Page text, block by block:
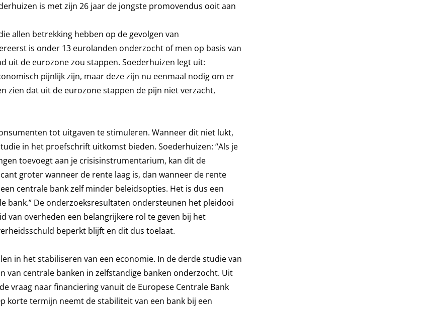
is met zijn 26 jaar de jongste promovendus ooit aan
allen betrekking hebben op de gevolgen van
is onder 13 eurolanden onderzocht of men op basis van
uit de eurozone zou stappen. Soederhuizen legt uit:
pijnlijk zijn, maar deze zijn nu eenmaal nodig om er
zien dat uit de eurozone stappen de pijn niet verzacht,
tot uitgaven te stimuleren. Wanneer dit niet lukt,
in het proefschrift uitkomst bieden. Soederhuizen: “Als je
toevoegt aan je crisisinstrumentarium, kan dit de
groter wanneer de rente laag is, dan wanneer de rente
centrale bank zelf minder beleidsopties. Het is dus een
bank.” De onderzoeksresultaten ondersteunen het pleidooi
van overheden een belangrijkere rol te geven bij het
beperkt blijft en dit dus toelaat.
in het stabiliseren van een economie. In de derde studie van
centrale banken in zelfstandige banken onderzocht. Uit
vraag naar financiering vanuit de Europese Centrale Bank
korte termijn neemt de stabiliteit van een bank bij een